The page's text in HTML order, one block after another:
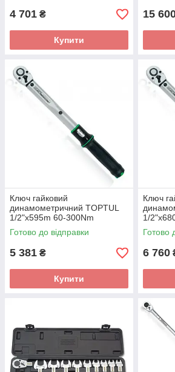
4 701 ₴
Купити
15
Ключ гайковий
динамометричний TOPTUL
1/2"x595m 60-300Nm
ANAM1630
Готово до відправки
5 381 ₴
Купити
Ключ
1/
Готово
6 760